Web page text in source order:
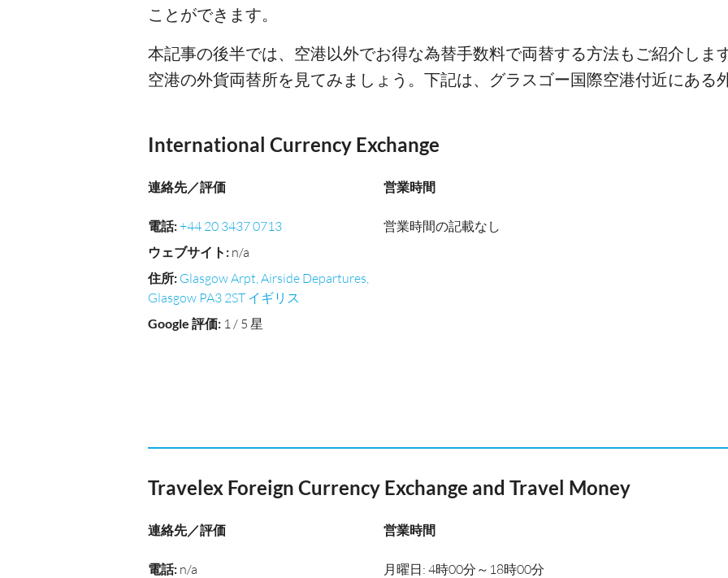
ことができます。
本記事の後半では、空港以外でお得な為替手数料で両替する方法もご紹介しま
空港の外貨両替所を見てみましょう。下記は、グラスゴー国際空港付近にある
International Currency Exchange
連絡先／評価
電話:+44 20 3437 0713
ウェブサイト : n/a
住所: Glasgow Arpt, Airside Departures,
Glasgow PA3 2ST イギリス
Google 評価: 1 / 5 星
営業時間
営業時間の記載なし
Travelex Foreign Currency Exchange and Travel Money
連絡先／評価
電話: n/a
営業時間
月曜日: 4時00分～18時00分